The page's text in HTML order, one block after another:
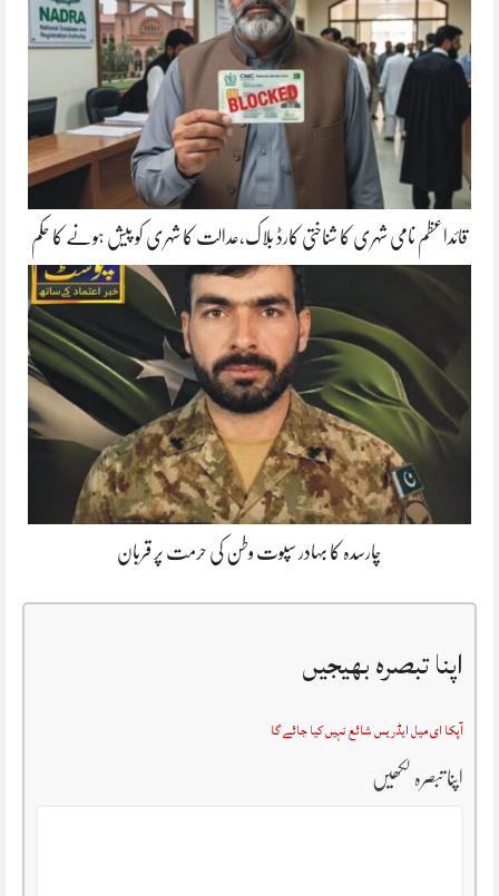
قائداعظم نامی شہری کا شناختی کارڈ بلاک،عدالت کا شہری کو پیش ہونے کا حکم
چارسدہ کا بہادر سپوت وطن کی حرمت پر قربان
اپنا تبصرہ بھیجیں
آپکا ای میل ایڈریس شائع نہیں کیا جائے گا
اپنا تبصرہ لکھیں